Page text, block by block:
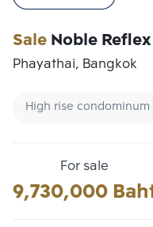
SaleNoble Reflex
Phayathai, Bangkok
High rise condominum
For sale
9,730,000